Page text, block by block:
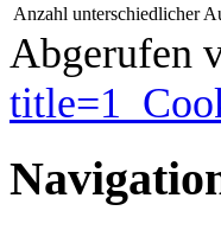
Anzahl unterschiedlicher
Abgerufen